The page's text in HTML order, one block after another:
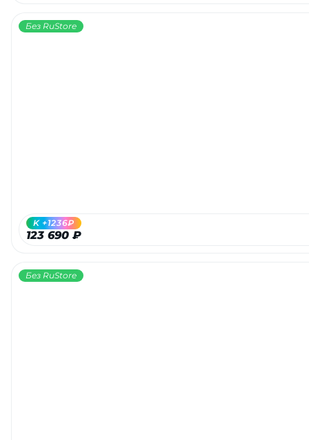
Без RuStore
123 690 ₽
K +1236₽
Без RuStore